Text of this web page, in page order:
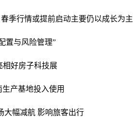
季行情或提前启动主要仍以成长为主
置与风险管理”
相好房子科技展
产基地投入使用
大幅减航 影响旅客出行